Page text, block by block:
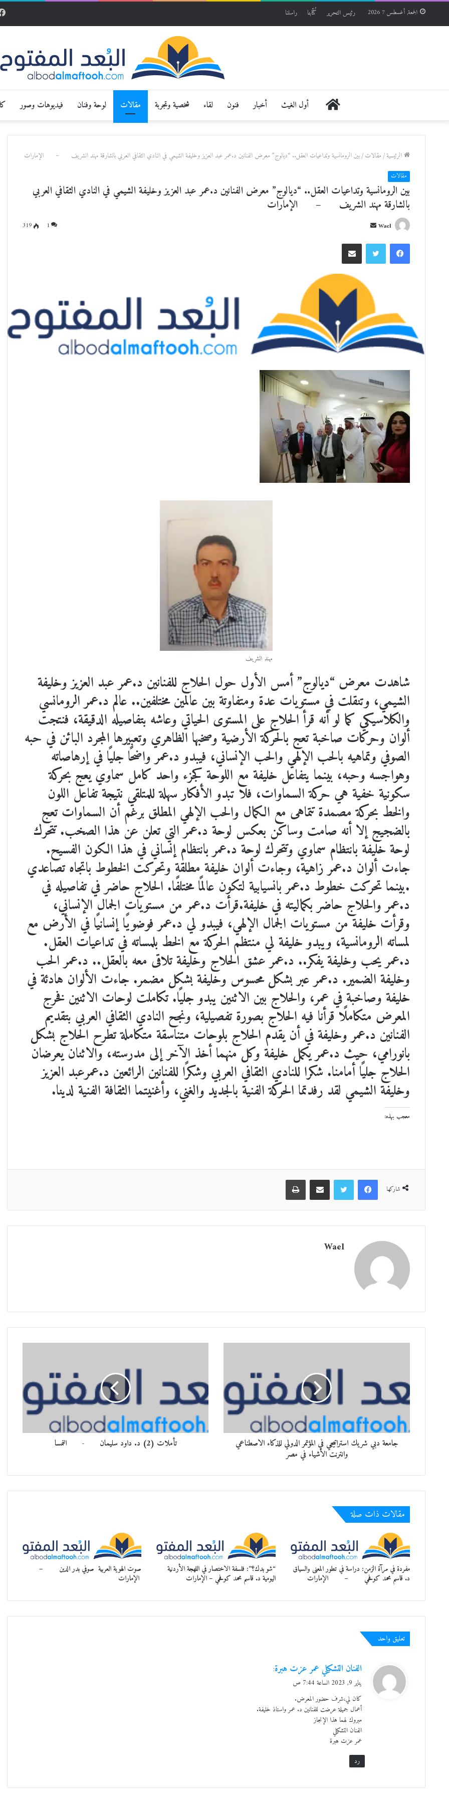
الجمعة, أغسطس 7 2026 رئيس التحرير كُتّابنا راسلنا
الرئيسيةأول الغيث أخبار فنون لقاء شخصية وتجربة مقالات لوحة وفنان فيديوهات وصور
الرئيسية/مقالات/بين الرومانسية وتداعيات العقل.. “ديالوج” معرض الفنانين د.عمر عبد العزيز وخليفة الشيمي في النادي الثقافي العربي بالشارقة مهند الشريف – الإمارات
مقالات
بين الرومانسية وتداعيات العقل.. “ديالوج” معرض الفنانين د.عمر عبد العزيز وخليفة الشيمي في النادي الثقافي العربي
بالشارقة مهند الشريف – الإمارات
Wael
ل
ر
ا
إ
ل
ت
ر
و
ن
ي
ا
1
319
فيسبوك
مهند الشريف
شاهدت معرض “ديالوج” أمس الأول حول الحلاج للفنانين د.عمر عبد العزيز وخليفة
الشيمي، وتنقلت في مستويات عدة ومتفاوتة بين عالمين مختلفين.. عالم د.عمر الرومانسي
والكلاسيكي كما لو أنه قرأ الحلاج على المستوى الحياتي وعاشه بتفاصيله الدقيقة، فنتجت
ألوان وحركات صاخبة تعج بالحركة الأرضية وصخبها الظاهري وتعبيرها المجرد البائن في حبه
الصوفي وتماهيه بالحب الإلهي والحب الإنساني، فيبدو د.عمر واضحًا جليًا في إرهاصاته
وهواجسه وحبه، بينما يتفاعل خليفة مع اللوحة كجزء واحد كامل سماوي يعج بحركة
سكونية خفية هي حركة السماوات، فلا تبدو الأفكار سهلة للمتلقي نتيجة تفاعل اللون
والخط بحركة مصمدة تتماهى مع الكمال والحب الإلهي المطلق برغم أن السماوات تعج
بالضجيج إلا أنه صامت وساكن بعكس لوحة د.عمر التي تعلن عن هذا الصخب. تتحرك
لوحة خليفة بانتظام سماوي وتتحرك لوحة د.عمر بانتظام إنساني في هذا الكون الفسيح.
جاءت ألوان د.عمر زاهية، وجاءت ألوان خليفة مطلقة وتحركت الخطوط باتجاه تصاعدي
.بينما تحركت خطوط د.عمر بانسيابية لتكون عالمًا مختلفًا. الحلاج حاضر في تفاصيله في
د.عمر والحلاج حاضر بكماليته في خليفة.قرأت د.عمر من مستويات الجمال الإنساني،
وقرأت خليفة من مستويات الجمال الإلهي، فيبدو لي د.عمر فوضويًا إنسانيًا في الأرض مع
لمساته الرومانسية، ويبدو خليفة لي منتظم الحركة مع الخط بلمساته في تداعيات العقل.
د.عمر يحب وخليفة يفكر.. د.عمر عشق الحلاج وخليفة تلاقى معه بالعقل.. د.عمر الحب
وخليفة الضمير. د.عمر عبر بشكل محسوس وخليفة بشكل مضمر. جاءت الألوان هادئة في
خليفة وصاخبة في عمر، والحلاج بين الاثنين يبدو جليًا. تكاملت لوحات الاثنين فخرج
المعرض متكاملًا قرأنا فيه الحلاج بصورة تفصيلية، ونجح النادي الثقافي العربي بتقديم
الفنانين د.عمر وخليفة في أن يقدم الحلاج بلوحات متناسقة متكاملة تطرح الحلاج بشكل
بانورامي، حيث د.عمر يكمل خليفة وكل منهما أخذ الآخر إلى مدرسته، والاثنان يعرضان
الحلاج جليًا أمامنا. شكرا للنادي الثقافي العربي وشكرًا للفنانين الرائعين د.عمرعبد العزيز
وخليفة الشيمي لقد رفدتما الحركة الفنية بالجديد والغني، وأغنيتما الثقافة الفنية لدينا.
معجب بهذه:
شاركها
فيسبوك
Wael
جامعة دبي شريك استراتيجي في المؤتمر الدولي للذكاء الاصطناعي
وانترنت الأشياء في مصر
تأملات (2) د. داود سليمان - النمسا
مقالات ذات صلة
مفردة في مرآة الزمن: دراسة في تطور المعنى والسياق
د. قاسم محمد كوفحي – الإمارات
“شو بدك؟”: فلسفة الاختصار في اللهجة الأردنية
اليومية د. قاسم محمد كوفحي – الإمارات
صوت الهوية العربية صوفي بدر الدين –
الإمارات
تعليق واحد
ي
و
ل
الفنان التشكيلي عمر عزت هبرة:
يناير 9, 2023 الساعة 7:44 ص
كان لي،شرف حضور المعرض.
أعمال جميلة عرضت للفنانين د. عمر واستاذ خليفة.
مبروك لهما هذا الإنجاز
الفنان التشكيلي
عمر عزت هبرة
رد